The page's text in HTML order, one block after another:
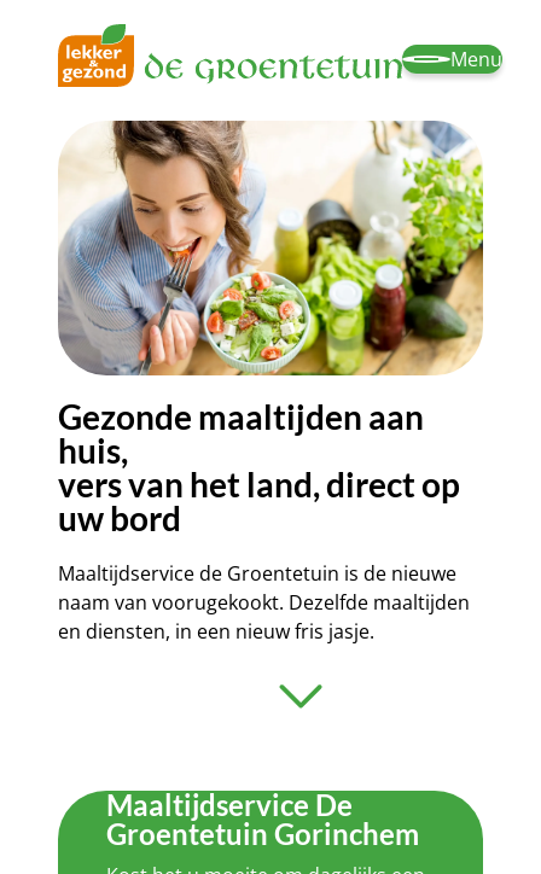
Menu
Gezonde maaltijden aan
huis,
vers van het land, direct op
uw bord
Maaltijdservice de Groentetuin is de nieuwe
naam van voorugekookt. Dezelfde maaltijden
en diensten, in een nieuw fris jasje.
Maaltijdservice De
Groentetuin Gorinchem